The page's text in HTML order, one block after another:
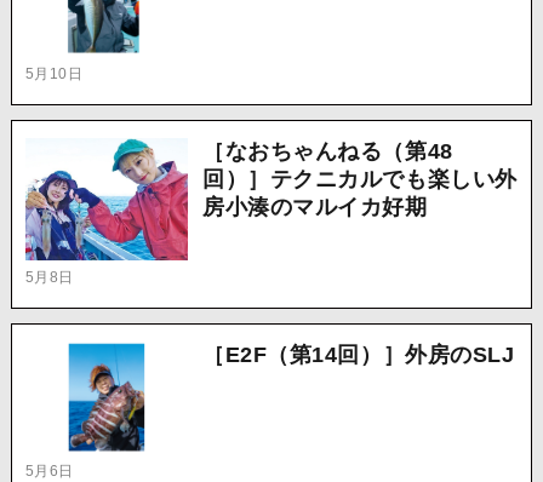
5月10日
5月8日
［なおちゃんねる（第48
回）］テクニカルでも楽しい外
房小湊のマルイカ好期
5月6日
［E2F（第14回）］外房のSLJ